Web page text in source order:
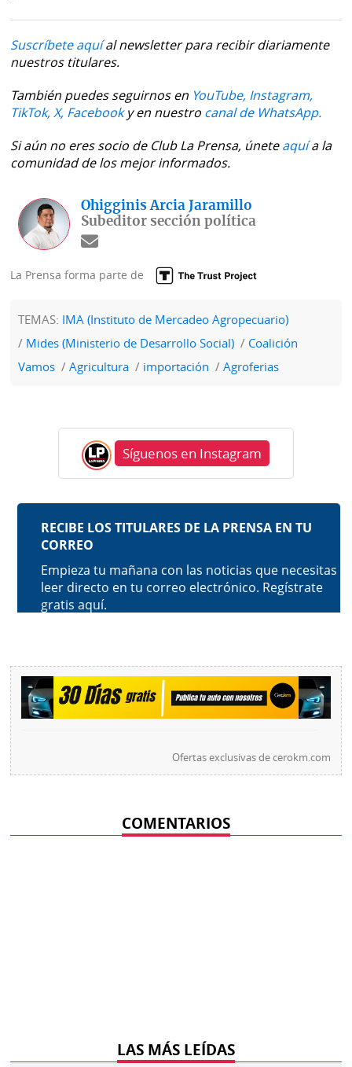
Suscríbete aquíal newsletter para recibir diariamente
nuestros titulares.
También puedes seguirnos en YouTube, Instagram,
TikTok, X, Facebooky en nuestro canal de WhatsApp.
Si aún no eres socio de Club La Prensa, úneteaquía la
comunidad de los mejor informados.
Ohigginis Arcia Jaramillo
Subeditor sección política
La Prensa forma parte de
TEMAS: IMA (Instituto de Mercadeo Agropecuario)
Mides (Ministerio de Desarrollo Social)
Coalición
Vamos
Agricultura importación Agroferias
Síguenos en Instagram
Ofertas exclusivas decerokm.com
COMENTARIOS
LAS MÁS LEÍDAS